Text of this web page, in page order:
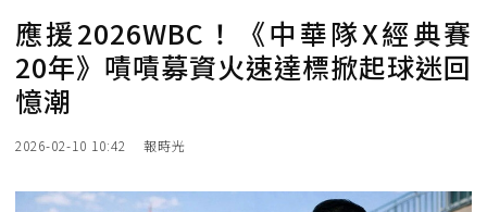
應援2026WBC！《中華隊X經典賽
20年》嘖嘖募資火速達標掀起球迷回
憶潮
2026-02-10 10:42 報時光